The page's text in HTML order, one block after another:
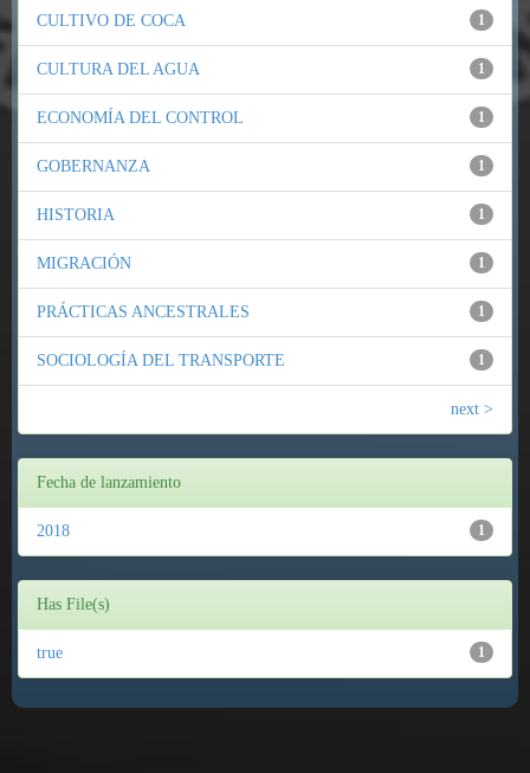
1
CULTIVO DE COCA
1
CULTURA DEL AGUA
1
ECONOMÍA DEL CONTROL
1
GOBERNANZA
1
HISTORIA
1
MIGRACIÓN
1
PRÁCTICAS ANCESTRALES
1
SOCIOLOGÍA DEL TRANSPORTE
next >
Fecha de lanzamiento
1
2018
Has File(s)
1
true